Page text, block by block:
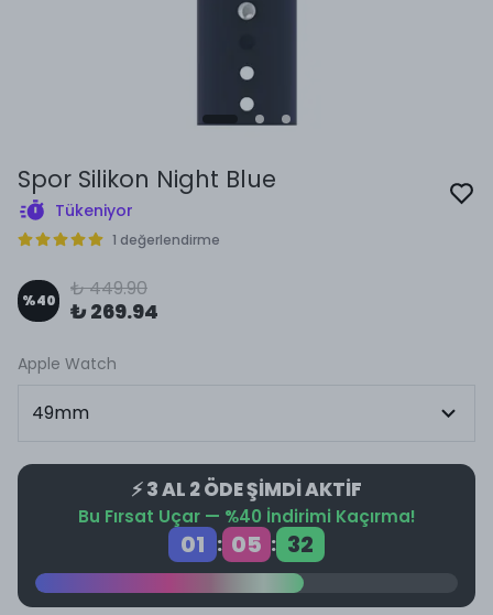
Spor Silikon Night Blue
Tükeniyor
1 değerlendirme
%40 ₺ 449.90
₺ 269.94
Apple Watch
⚡ 3 AL 2 ÖDE ŞİMDİ AKTİF
Bu Fırsat Uçar — %40 İndirimi Kaçırma!
01 : 05 : 32